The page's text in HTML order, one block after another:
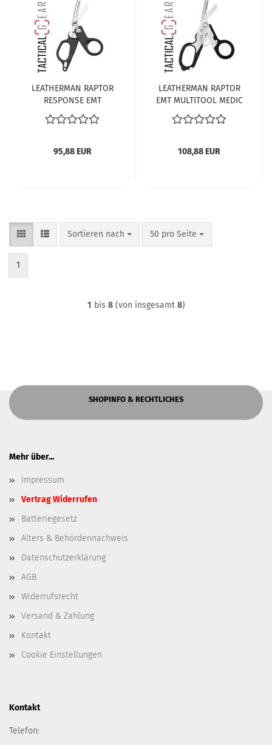
LEATHERMAN RAPTOR
RESPONSE EMT
MULTITOOL MEDIC
SCHERE SCHWARZ
95,88 EUR
LEATHERMAN RAPTOR
EMT MULTITOOL MEDIC
SCHERE SCHWARZ
108,88 EUR
Sortieren nach
Sortieren nach 50 pro Seite
pro Seite
1
1 bis 8(von insgesamt 8)
SHOPINFO & RECHTLICHES
Mehr über...
Impressum
Vertrag Widerrufen
Batteriegesetz
Alters & Behördennachweis
Datenschutzerklärung
AGB
Widerrufsrecht
Versand & Zahlung
Kontakt
Cookie Einstellungen
Kontakt
Telefon: